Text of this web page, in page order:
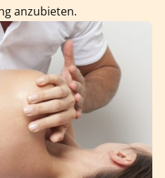
anzubieten.